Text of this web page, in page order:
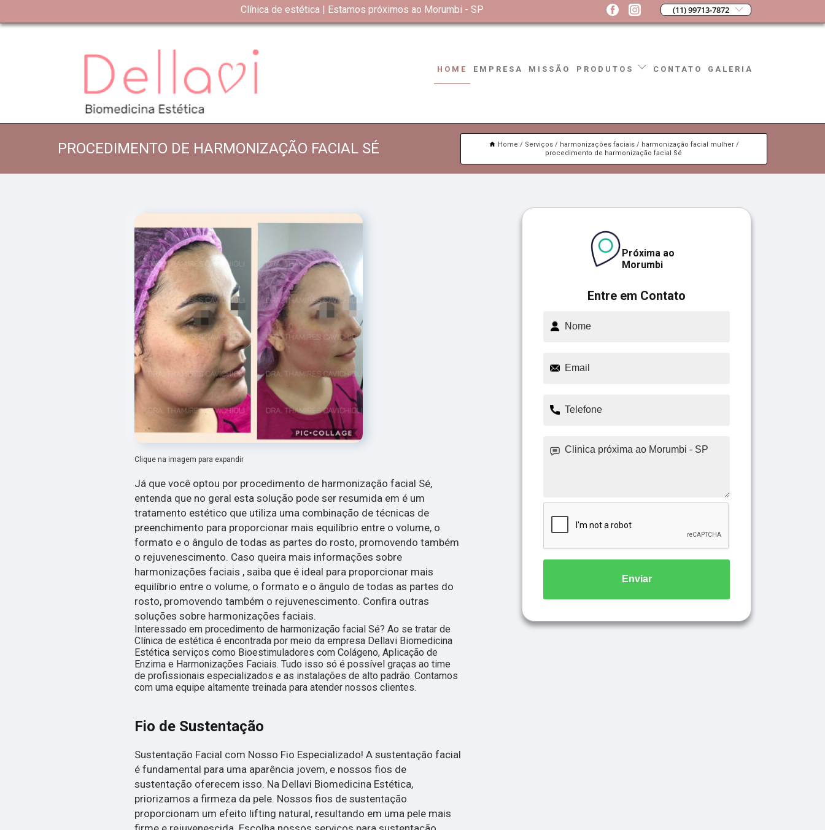
Clínica de estética | Estamos próximos ao Morumbi - SP (11) 99713-7872
HOME EMPRESA MISSÃO PRODUTOS CONTATO GALERIA
PROCEDIMENTO DE HARMONIZAÇÃO FACIAL SÉ Home Serviços harmonizações faciais
harmonização facial mulher
procedimento de harmonização facial Sé
Clique na imagem para expandir
Já que você optou por procedimento de harmonização facial Sé,
entenda que no geral esta solução pode ser resumida em é um
tratamento estético que utiliza uma combinação de técnicas de
preenchimento para proporcionar mais equilíbrio entre o volume, o
formato e o ângulo de todas as partes do rosto, promovendo também
o rejuvenescimento. Caso queira mais informações sobre
harmonizações faciais , saiba que é ideal para proporcionar mais
equilíbrio entre o volume, o formato e o ângulo de todas as partes do
rosto, promovendo também o rejuvenescimento. Confira outras
soluções sobre harmonizações faciais.
Interessado em procedimento de harmonização facial Sé? Ao se tratar de
Clínica de estética é encontrada por meio da empresa Dellavi Biomedicina
Estética serviços como Bioestimuladores com Colágeno, Aplicação de
Enzima e Harmonizações Faciais. Tudo isso só é possível graças ao time
de profissionais especializados e as instalações de alto padrão. Contamos
com uma equipe altamente treinada para atender nossos clientes.
Fio de Sustentação
Sustentação Facial com Nosso Fio Especializado! A sustentação facial
é fundamental para uma aparência jovem, e nossos fios de
sustentação oferecem isso. Na Dellavi Biomedicina Estética,
priorizamos a firmeza da pele. Nossos fios de sustentação
proporcionam um efeito lifting natural, resultando em uma pele mais
Entre em Contato
Próxima ao
Morumbi
Enviar